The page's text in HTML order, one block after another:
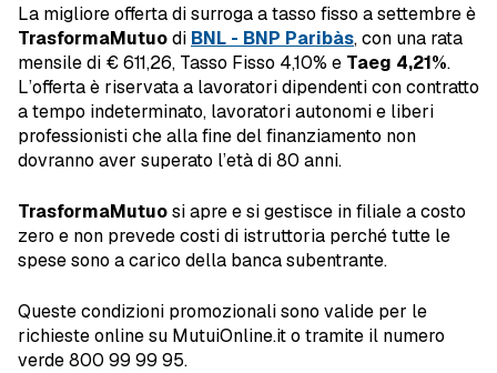
La migliore offerta di surroga a tasso fisso a settembre è
TrasformaMutuodi BNL - BNP Paribàs, con una rata
mensile di € 611,26, Tasso Fisso 4,10% e Taeg 4,21%.
L’offerta è riservata a lavoratori dipendenti con contratto
a tempo indeterminato, lavoratori autonomi e liberi
professionisti che alla fine del finanziamento non
dovranno aver superato l’età di 80 anni.
TrasformaMutuosi apre e si gestisce in filiale a costo
zero e non prevede costi di istruttoria perché tutte le
spese sono a carico della banca subentrante.
Queste condizioni promozionali sono valide per le
richieste online su MutuiOnline.it o tramite il numero
verde 800 99 99 95.